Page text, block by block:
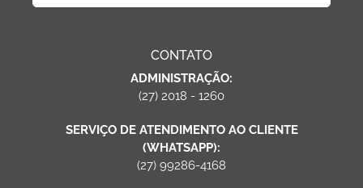
CONTATO
ADMINISTRAÇÃO:
(27) 2018 - 1260
SERVIÇO DE ATENDIMENTO AO CLIENTE
(WHATSAPP):
(27) 99286-4168